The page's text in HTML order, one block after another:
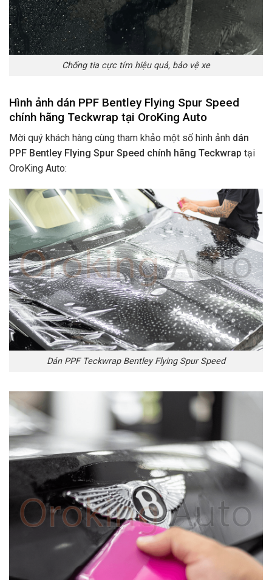
Chống tia cực tím hiệu quả, bảo vệ xe
Hình ảnh dán PPF Bentley Flying Spur Speed
chính hãng Teckwrap tại OroKing Auto
Mời quý khách hàng cùng tham khảo một số hình ảnh dán
PPF Bentley Flying Spur Speed chính hãng Teckwrap tại
OroKing Auto:
Dán PPF Teckwrap Bentley Flying Spur Speed